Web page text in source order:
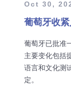
Oct 30,
葡萄牙收
葡萄牙已批准
主要变化包括
语言和文化测
定。